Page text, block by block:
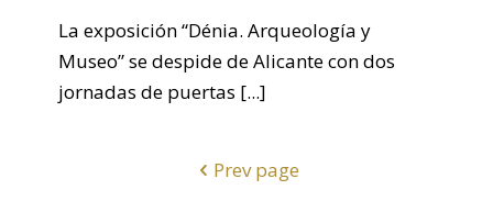
La exposición “Dénia. Arqueología y
Museo” se despide de Alicante con dos
jornadas de puertas [...]
Prev page